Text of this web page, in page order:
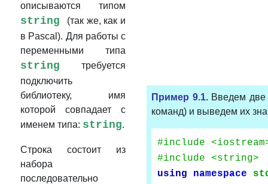
описываются типом
string
(так же, как и
в Pascal). Для работы с
переменными типа
string
требуется
подключить
библиотеку, имя
которой совпадает с
именем типа: string.
Строка состоит из
набора
последовательно
Пример 9.1. Введем две
команд) и выведем их
#include
#include <string>
using
namespace